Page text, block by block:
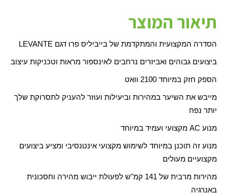
תיאור המוצר
הסדרה המקצועית והמתקדמת של בייביליס פרו דגם LEVANTE
ביצועים גבוהים ואביזרים נרחבים לאינספור מראות וטכניקות עיצוב
הספק חזק במיוחד 2100 וואט
מייבש את השיער במהירות וביעילות ועוזר להעניק לתסרוקת שלך
יותר נפח
מנוע AC מקצועי ועמיד במיוחד
מנוע זה תוכנן במיוחד לשימוש מקצועי אינטנסיבי ומציע ביצועים
מקצועיים מעולים
מהירות מרבית של 141 קמ"ש לפעולת ייבוש מהירה וחסכונית
באנרגיה